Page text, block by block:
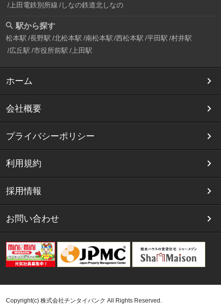
上田電鉄別所線 しなの鉄道北しなの
駅から探す
松本駅 長野駅 北松本駅 南松本駅 西松本駅 平田駅 村井駅
広丘駅 市役所前駅 上田駅
ホーム
会社概要
プライバシーポリシー
利用規約
採用情報
お問い合わせ
Copyright(c) 株式会社チンタイバンク All Rights Reserved.